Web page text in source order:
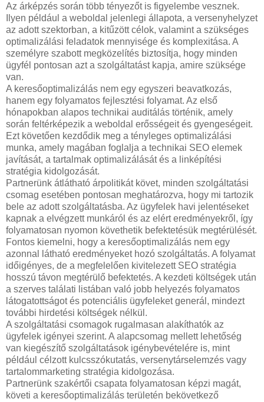
Az árképzés során több tényezőt is figyelembe vesznek.
Ilyen például a weboldal jelenlegi állapota, a versenyhelyzet
az adott szektorban, a kitűzött célok, valamint a szükséges
optimalizálási feladatok mennyisége és komplexitása. A
személyre szabott megközelítés biztosítja, hogy minden
ügyfél pontosan azt a szolgáltatást kapja, amire szüksége
van.
A keresőoptimalizálás nem egy egyszeri beavatkozás,
hanem egy folyamatos fejlesztési folyamat. Az első
hónapokban alapos technikai auditálás történik, amely
során feltérképezik a weboldal erősségeit és gyengeségeit.
Ezt követően kezdődik meg a tényleges optimalizálási
munka, amely magában foglalja a technikai SEO elemek
javítását, a tartalmak optimalizálását és a linképítési
stratégia kidolgozását.
Partnerünk átlátható árpolitikát követ, minden szolgáltatási
csomag esetében pontosan meghatározva, hogy mi tartozik
bele az adott szolgáltatásba. Az ügyfelek havi jelentéseket
kapnak a elvégzett munkáról és az elért eredményekről, így
folyamatosan nyomon követhetik befektetésük megtérülését.
Fontos kiemelni, hogy a keresőoptimalizálás nem egy
azonnal látható eredményeket hozó szolgáltatás. A folyamat
időigényes, de a megfelelően kivitelezett SEO stratégia
hosszú távon megtérülő befektetés. A kezdeti költségek után
a szerves találati listában való jobb helyezés folyamatos
látogatottságot és potenciális ügyfeleket generál, mindezt
további hirdetési költségek nélkül.
A szolgáltatási csomagok rugalmasan alakíthatók az
ügyfelek igényei szerint. A alapcsomag mellett lehetőség
van kiegészítő szolgáltatások igénybevételére is, mint
például célzott kulcsszókutatás, versenytárselemzés vagy
tartalommarketing stratégia kidolgozása.
Partnerünk szakértői csapata folyamatosan képzi magát,
követi a keresőoptimalizálás területén bekövetkező